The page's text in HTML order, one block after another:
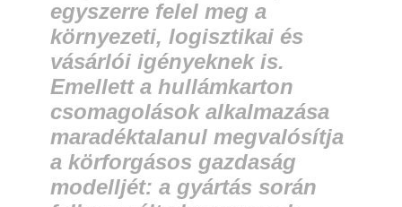
egyszerre felel meg a
környezeti, logisztikai és
vásárlói igényeknek is.
Emellett a hullámkarton
csomagolások alkalmazása
maradéktalanul megvalósítja
a körforgásos gazdaság
modelljét: a gyártás során